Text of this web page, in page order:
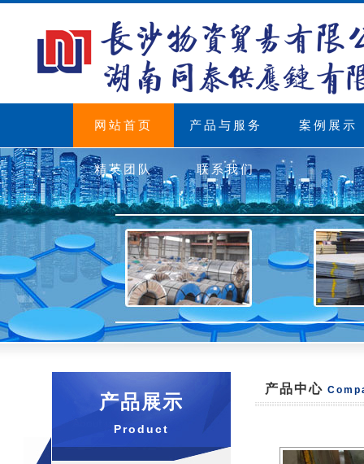
网站首页 产品与服务 案例展示
精英团队 联系我们
产品展示
Product
产品中心